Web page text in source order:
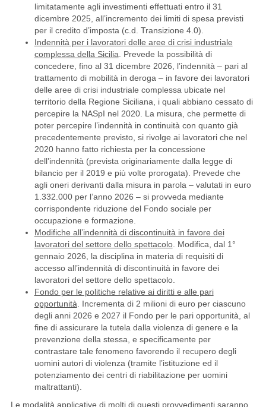
limitatamente agli investimenti effettuati entro il 31
dicembre 2025, all’incremento dei limiti di spesa previsti
per il credito d’imposta (c.d. Transizione 4.0).
Indennità per i lavoratori delle aree di crisi industriale
complessa della Sicilia . Prevede la possibilità di
concedere, fino al 31 dicembre 2026, l’indennità – pari al
trattamento di mobilità in deroga – in favore dei lavoratori
delle aree di crisi industriale complessa ubicate nel
territorio della Regione Siciliana, i quali abbiano cessato di
percepire la NASpI nel 2020. La misura, che permette di
poter percepire l’indennità in continuità con quanto già
precedentemente previsto, si rivolge ai lavoratori che nel
2020 hanno fatto richiesta per la concessione
dell’indennità (prevista originariamente dalla legge di
bilancio per il 2019 e più volte prorogata). Prevede che
agli oneri derivanti dalla misura in parola – valutati in euro
1.332.000 per l’anno 2026 – si provveda mediante
corrispondente riduzione del Fondo sociale per
occupazione e formazione.
Modifiche all’indennità di discontinuità in favore dei
lavoratori del settore dello spettacolo. Modifica, dal 1°
gennaio 2026, la disciplina in materia di requisiti di
accesso all’indennità di discontinuità in favore dei
lavoratori del settore dello spettacolo.
Fondo per le politiche relative ai diritti e alle pari
opportunità . Incrementa di 2 milioni di euro per ciascuno
degli anni 2026 e 2027 il Fondo per le pari opportunità, al
fine di assicurare la tutela dalla violenza di genere e la
prevenzione della stessa, e specificamente per
contrastare tale fenomeno favorendo il recupero degli
uomini autori di violenza (tramite l’istituzione ed il
potenziamento dei centri di riabilitazione per uomini
maltrattanti).
Le modalità applicative di molti di questi provvedimenti saranno